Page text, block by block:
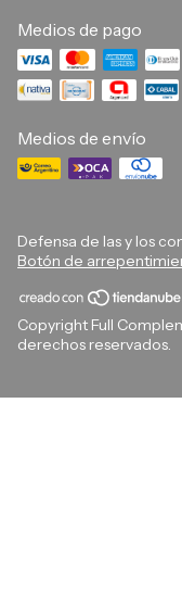
Medios de pago
Medios de envío
Defensa de las y los
Botón de
Copyright Full
derechos reservados.